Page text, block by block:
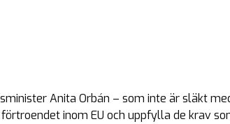
Anita Orbán – som inte är släkt
inom EU och uppfylla de krav